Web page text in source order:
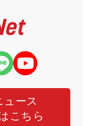
ース
こちら